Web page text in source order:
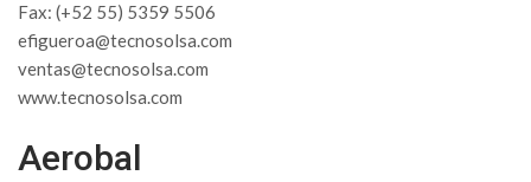
Fax: (+52 55) 5359 5506
efigueroa@tecnosolsa.com
ventas@tecnosolsa.com
www.tecnosolsa.com
Aerobal